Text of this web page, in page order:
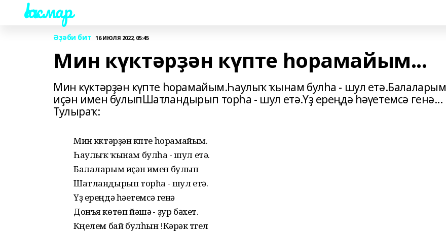
Һаҡмар
Әҙәби бит 16 ИЮЛЯ 2022, 05:45
Мин күктәрҙән күпте һорамайым...
Мин күктәрҙән күпте һорамайым.Һаулыҡ ҡынам булһа - шул етә.Балаларым
иҫән имен булыпШатландырып торһа - шул етә.Үҙ ереңдә һәүетемсә генә...
Тулыраҡ:
Мин күктәрҙән күпте һорамайым.
Һаулыҡ ҡынам булһа - шул етә.
Балаларым иҫән имен булып
Шатландырып торһа - шул етә.
Үҙ ереңдә һәүетемсә генә
Донъя көтөп йәшәү - ҙур бәхет.
Күңелем бай булһын !Кәрәк түгел